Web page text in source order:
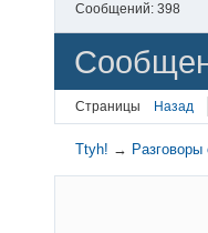
Сообщений: 398
Страницы Назад
Ttyh! → Разговоры